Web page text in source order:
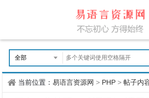
当前位置：易语言资源网 > PHP >帖子内